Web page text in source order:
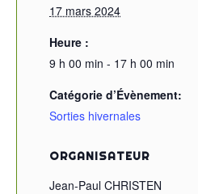
17 mars 2024
Heure :
9 h 00 min - 17 h 00 min
Catégorie d’Évènement:
Sorties hivernales
ORGANISATEUR
Jean-Paul CHRISTEN